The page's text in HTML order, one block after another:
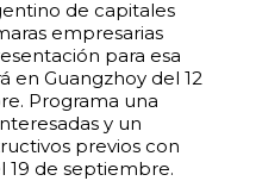
de capitales
empresarias
para esa
en Guangzhoy del 12
Programa una
y un
previos con
19 de septiembre.